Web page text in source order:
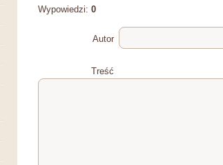
Wypowiedzi: 0
Autor
Treść